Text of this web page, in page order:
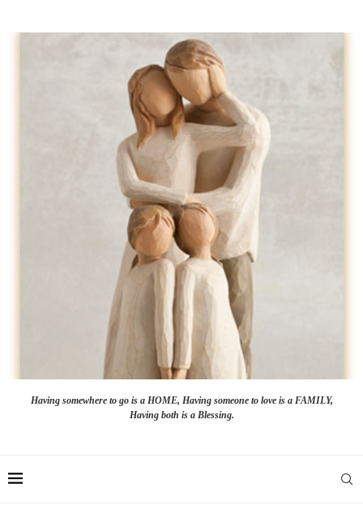
Having somewhere to go is a HOME, Having someone to love is a FAMILY,
Having both is a Blessing.